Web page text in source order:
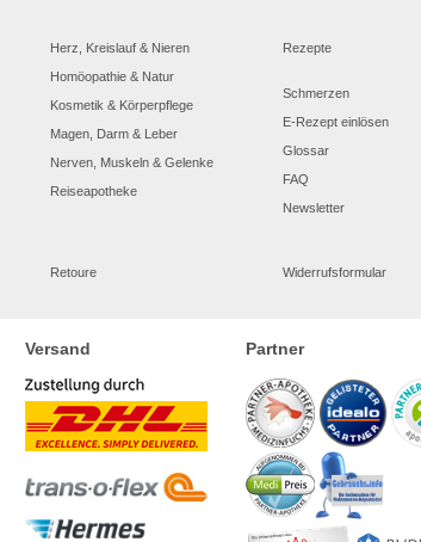
Herz, Kreislauf & Nieren
Homöopathie & Natur
Kosmetik & Körperpflege
Magen, Darm & Leber
Nerven, Muskeln & Gelenke
Reiseapotheke
Rezepte
Schmerzen
E-Rezept einlösen
Glossar
FAQ
Newsletter
Retoure Widerrufsformular
Versand Partner